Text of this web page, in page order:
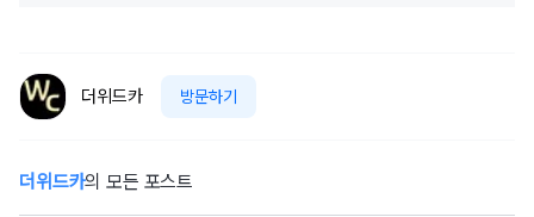
더위드카 방문하기
더위드카의 모든 포스트